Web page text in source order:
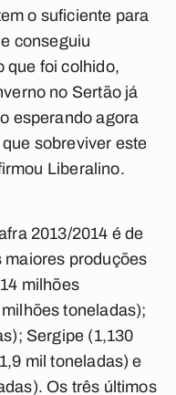
o suficiente para
conseguiu
que foi colhido,
no Sertão já
esperando agora
sobreviver este
Liberalino.
2013/2014 é de
maiores produções
milhões
toneladas);
Sergipe (1,130
mil toneladas) e
Os três últimos